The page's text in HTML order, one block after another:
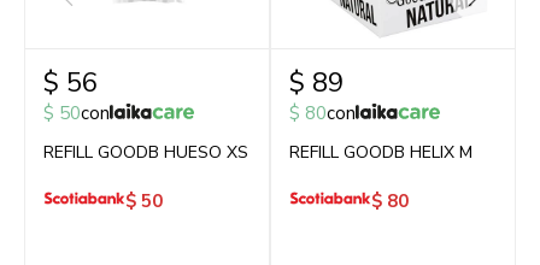
$ 56
$ 50con
REFILL GOODB HUESO XS
$ 50
$ 89
$ 80con
REFILL GOODB HELIX M
$ 80